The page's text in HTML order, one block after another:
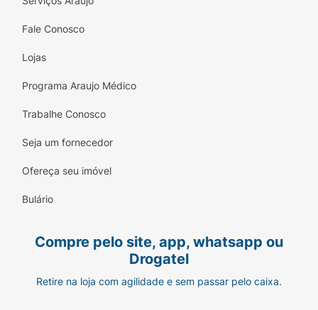
Contém Leite :
Fale Conosco
Lojas
Programa Araujo Médico
Trabalhe Conosco
Seja um fornecedor
Ofereça seu imóvel
Bulário
Compre pelo site, app, whatsapp ou
Drogatel
Retire na loja com agilidade e sem passar pelo caixa.